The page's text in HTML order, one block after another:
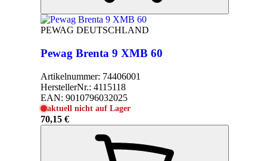
PEWAG DEUTSCHLAND
Pewag Brenta 9 XMB 60
Artikelnummer: 74406001
HerstellerNr.: 4115118
EAN: 9010796032025
aktuell nicht auf Lager
70,15 €